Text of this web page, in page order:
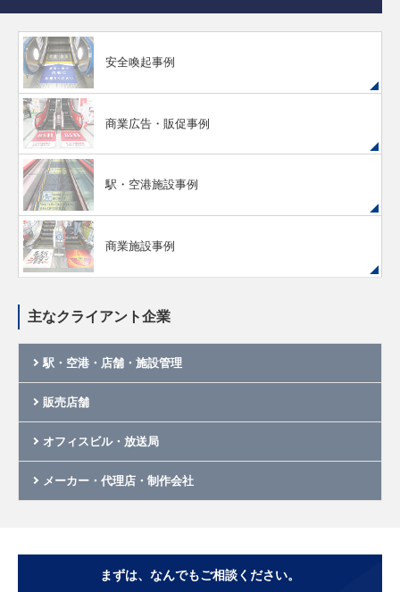
安全喚起事例
商業広告・販促事例
駅・空港施設事例
商業施設事例
主なクライアント企業
駅・空港・店舗・施設管理
販売店舗
オフィスビル・放送局
メーカー・代理店・制作会社
まずは、なんでもご相談ください。